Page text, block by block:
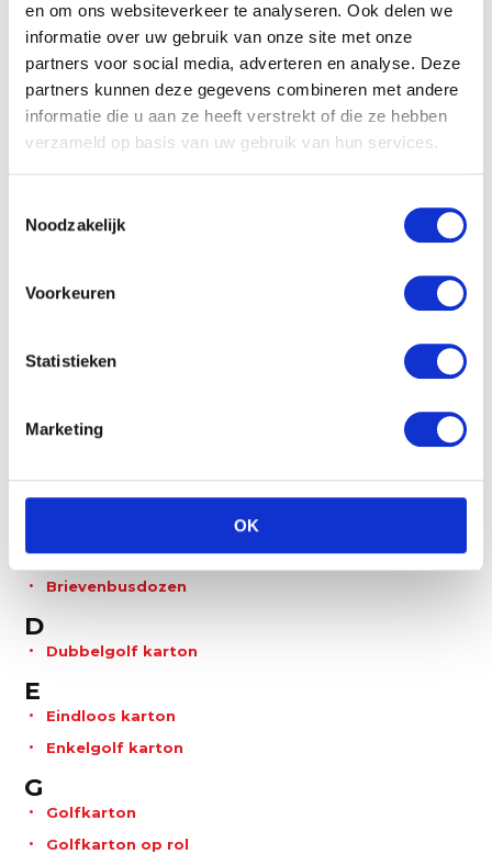
en om ons websiteverkeer te analyseren. Ook delen we
informatie over uw gebruik van onze site met onze
partners voor social media, adverteren en analyse. Deze
partners kunnen deze gegevens combineren met andere
informatie die u aan ze heeft verstrekt of die ze hebben
verzameld op basis van uw gebruik van hun services.
Noodzakelijk
Voorkeuren
Statistieken
Marketing
OK
Jouw partner voor
verpakkingen
Klaar om jouw verzendproces te verduurzamen en
een vrijblijvende offerte!
B
Brievenbusdozen
D
Dubbelgolf karton
E
Eindloos karton
Enkelgolf karton
G
Golfkarton
Golfkarton op rol